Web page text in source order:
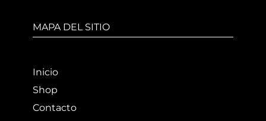
MAPA DEL SITIO
Inicio
Shop
Contacto